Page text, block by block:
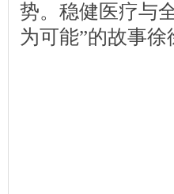
势。稳健医疗与
为可能”的故事徐